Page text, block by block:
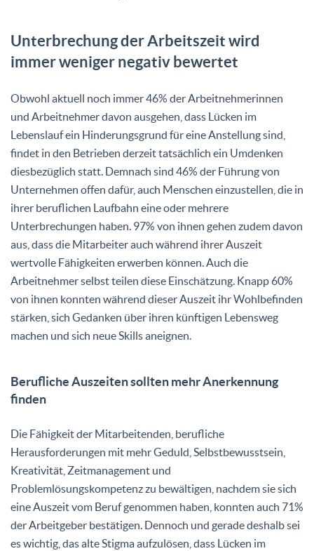
Unterbrechung der Arbeitszeit wird
immer weniger negativ bewertet
Obwohl aktuell noch immer 46% der Arbeitnehmerinnen
und Arbeitnehmer davon ausgehen, dass Lücken im
Lebenslauf ein Hinderungsgrund für eine Anstellung sind,
findet in den Betrieben derzeit tatsächlich ein Umdenken
diesbezüglich statt. Demnach sind 46% der Führung von
Unternehmen offen dafür, auch Menschen einzustellen, die in
ihrer beruflichen Laufbahn eine oder mehrere
Unterbrechungen haben. 97% von ihnen gehen zudem davon
aus, dass die Mitarbeiter auch während ihrer Auszeit
wertvolle Fähigkeiten erwerben können. Auch die
Arbeitnehmer selbst teilen diese Einschätzung. Knapp 60%
von ihnen konnten während dieser Auszeit ihr Wohlbefinden
stärken, sich Gedanken über ihren künftigen Lebensweg
machen und sich neue Skills aneignen.
Berufliche Auszeiten sollten mehr Anerkennung
finden
Die Fähigkeit der Mitarbeitenden, berufliche
Herausforderungen mit mehr Geduld, Selbstbewusstsein,
Kreativität, Zeitmanagement und
Problemlösungskompetenz zu bewältigen, nachdem sie sich
eine Auszeit vom Beruf genommen haben, konnten auch 71%
der Arbeitgeber bestätigen. Dennoch und gerade deshalb sei
es wichtig, das alte Stigma aufzulösen, dass Lücken im